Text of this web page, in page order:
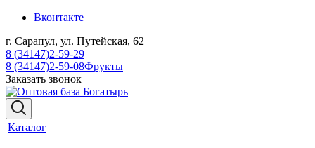
Вконтакте
г. Сарапул, ул. Путейская, 62
8 (34147)2-59-29
8 (34147)2-59-08Фрукты
Заказать звонок
Каталог